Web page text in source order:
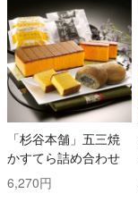
ノ・ダブルッツォ 42
0 & コッリ・アプルテ
ィーニ 420 ぺコリー
ノ
「杉谷本舗」五三焼
かすてら詰め合わせ
6,270円